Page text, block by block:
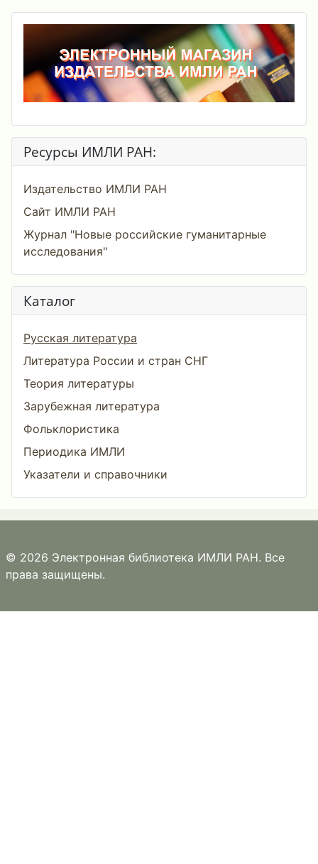
Ресурсы ИМЛИ РАН:
Издательство ИМЛИ РАН
Сайт ИМЛИ РАН
Журнал "Новые российские гуманитарные
исследования"
Каталог
Русская литература
Литература России и стран СНГ
Теория литературы
Зарубежная литература
Фольклористика
Периодика ИМЛИ
Указатели и справочники
© 2026 Электронная библиотека ИМЛИ РАН. Все
права защищены.